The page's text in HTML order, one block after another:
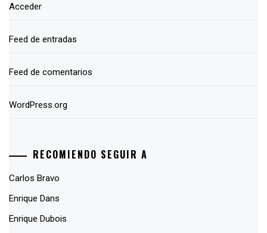
Acceder
Feed de entradas
Feed de comentarios
WordPress.org
RECOMIENDO SEGUIR A
Carlos Bravo
Enrique Dans
Enrique Dubois